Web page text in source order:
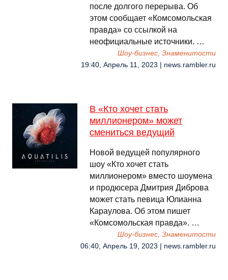
после долгого перерыва. Об
этом сообщает «Комсомольская
правда» со ссылкой на
неофициальные источники. …
Шоу-бизнес, Знаменитости
19:40, Апрель 11, 2023 | news.rambler.ru
В «Кто хочет стать
миллионером» может
смениться ведущий
Новой ведущей популярного
шоу «Кто хочет стать
миллионером» вместо шоумена
и продюсера Дмитрия Диброва
может стать певица Юлианна
Караулова. Об этом пишет
«Комсомольская правда». …
Шоу-бизнес, Знаменитости
06:40, Апрель 19, 2023 | news.rambler.ru